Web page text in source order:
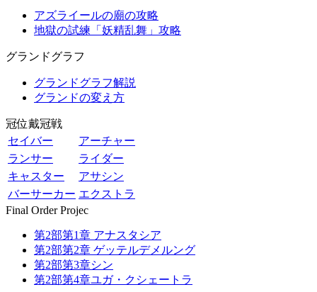
アズライールの廟の攻略
地獄の試練「妖精乱舞」攻略
グランドグラフ
グランドグラフ解説
グランドの変え方
冠位戴冠戦
セイバー
アーチャー
ランサー
ライダー
キャスター
アサシン
バーサーカー エクストラ
Final Order Projec
第2部第1章 アナスタシア
第2部第2章 ゲッテルデメルング
第2部第3章シン
第2部第4章ユガ・クシェートラ